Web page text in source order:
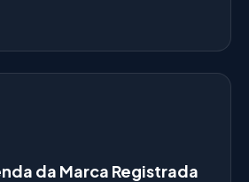
da Marca Registrada